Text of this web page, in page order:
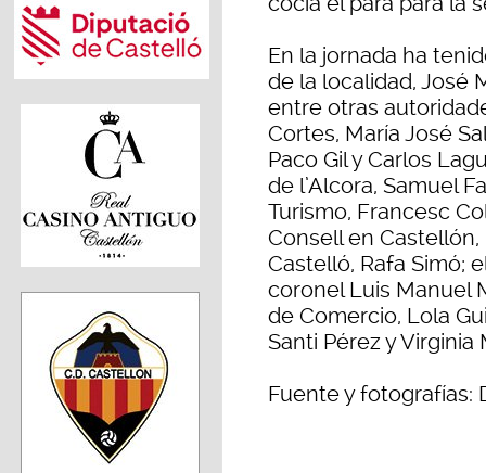
En la jornada ha
de la localidad, José
entre otras
Cortes, María José
Paco Gil y Carlos
de l’Alcora, Samuel
Turismo, Francesc
Consell en
Castelló, Rafa Simó;
coronel Luis Manuel
de Comercio, Lola
Santi Pérez y Virginia
Fuente y fotografías: